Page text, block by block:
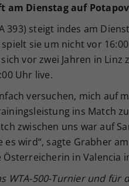
am Dienstag auf
393) steigt indes am
sie um nicht vor
sich vor zwei Jahren in
Uhr live.
versuchen, mich auf
ins Match
zwischen uns war auf
es wird“, sagte Grabher
in Valencia
WTA-500-Turnier und für